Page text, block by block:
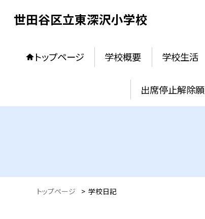
世田谷区立東深沢小学校
トップページ 学校概要 学校生活
出席停止解除願
トップページ > 学校日記